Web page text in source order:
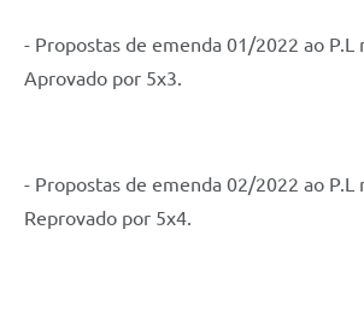
- Propostas de emenda 01/2022 ao P.L
Aprovado por 5x3.
- Propostas de emenda 02/2022 ao P.L
Reprovado por 5x4.